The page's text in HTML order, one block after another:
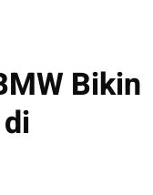
Bikin